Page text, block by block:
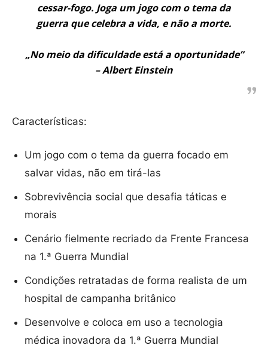
cessar-fogo. Joga um jogo com o tema da
guerra que celebra a vida, e não a morte.
„No meio da dificuldade está a oportunidade”
– Albert Einstein
Características:
Um jogo com o tema da guerra focado em
salvar vidas, não em tirá-las
Sobrevivência social que desafia táticas e
morais
Cenário fielmente recriado da Frente Francesa
na 1.ª Guerra Mundial
Condições retratadas de forma realista de um
hospital de campanha britânico
Desenvolve e coloca em uso a tecnologia
médica inovadora da 1.ª Guerra Mundial